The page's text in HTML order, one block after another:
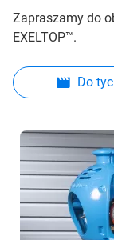
Zapraszamy do
EXELTOP™.
Do